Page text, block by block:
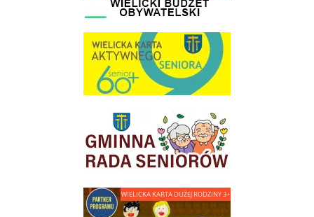
link do strony Wielicka Karta Aktywnego Seniora
link do strony Gminnej Rady Seniorow - Wieliczka
link do strony - Wielicka Karta Dużej Rodziny